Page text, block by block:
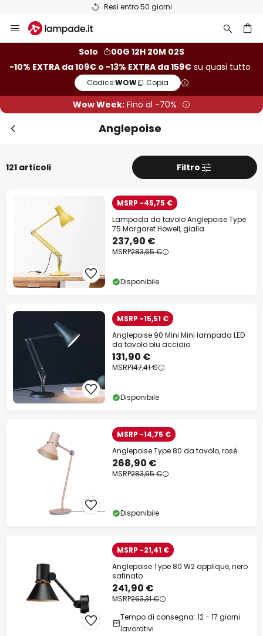
Resi entro 50 giorni
Salta
al
Solo
00G 12H 20M 00S
-10% EXTRA da 109€ o -13% EXTRA da 159€ su quasi tutto
Codice:WOW Copia
Wow Week: Fino al -70%
Anglepoise
121 articoli Filtro
MSRP -45,75 €
Lampada da tavolo Anglepoise Type
75 Margaret Howell, gialla
237,90 €
MSRP283,65 €
Disponibile
MSRP -15,51 €
Anglepoise 90 Mini Mini lampada LED
da tavolo blu acciaio
131,90 €
MSRP147,41 €
Disponibile
MSRP -14,75 €
Anglepoise Type 80 da tavolo, rosé
268,90 €
MSRP283,65 €
Disponibile
MSRP -21,41 €
Anglepoise Type 80 W2 applique, nero
satinato
241,90 €
MSRP263,31 €
Tempo di consegna: 12 - 17 giorni
lavorativi
-10% di scontoda 109€
-13% di scontoda 159€
su quasi tutto*
Codice:WOW Copia
Risparmia ora
*Fabbricanti esclusi